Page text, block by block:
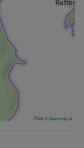
Tiles ©basemap.at